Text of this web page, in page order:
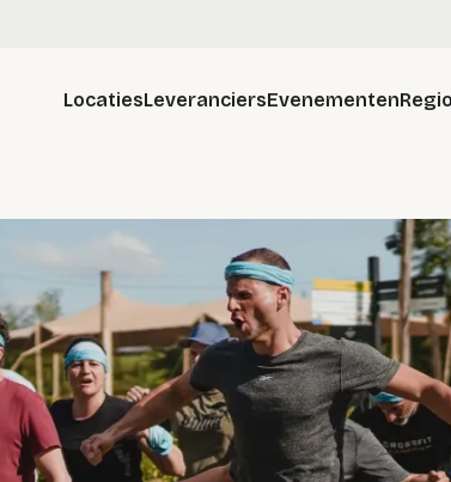
LocatiesLeveranciersEvenementen